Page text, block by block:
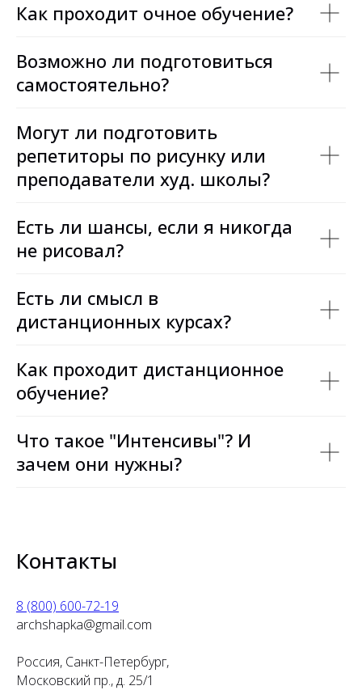
Как проходит очное обучение?
Возможно ли подготовиться
самостоятельно?
Могут ли подготовить
репетиторы по рисунку или
преподаватели худ. школы?
Есть ли шансы, если я никогда
не рисовал?
Есть ли смысл в
дистанционных курсах?
Как проходит дистанционное
обучение?
Что такое "Интенсивы"? И
зачем они нужны?
Контакты
8 (800) 600-72-19
archshapka@gmail.com
Россия, Санкт-Петербург,
Московский пр., д. 25/1